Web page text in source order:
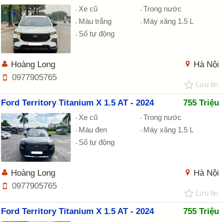
Xe cũ
Trong nước
Màu trắng
Máy xăng 1.5 L
Số tự động
Hà Nội
Hoàng Long
0977905765
Lưu tin
Ford Territory Titanium X 1.5 AT - 2024 755 Triệu
Xe cũ
Trong nước
Màu đen
Máy xăng 1.5 L
Số tự động
Hà Nội
Hoàng Long
0977905765
Lưu tin
Ford Territory Titanium X 1.5 AT - 2024 755 Triệu